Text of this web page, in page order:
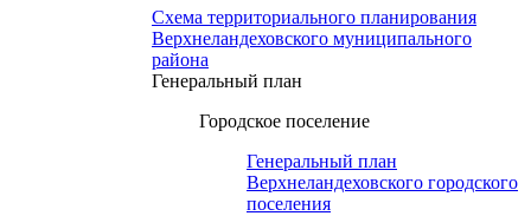
Схема территориального планирования
Верхнеландеховского муниципального
района
Генеральный план
Городское поселение
Генеральный план
Верхнеландеховского городского
поселения